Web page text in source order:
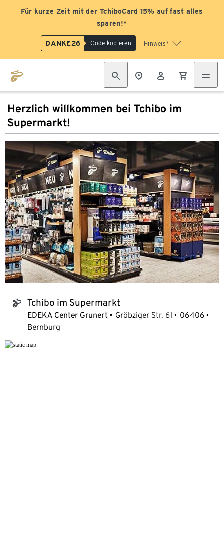
Für kurze Zeit mit der TchiboCard 15% auf fast alles
sparen!*
DANKE26 Code kopieren Hinweis*
Herzlich willkommen bei Tchibo im
Supermarkt!
tchibo_logo Tchibo im Supermarkt
EDEKA Center Grunert Gröbziger Str. 61
06406
Bernburg